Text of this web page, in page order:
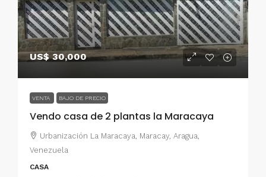
US$ 30,000
VENTA BAJO DE PRECIO
Vendo casa de 2 plantas la Maracaya
Urbanización La Maracaya, Maracay, Aragua,
Venezuela
CASA